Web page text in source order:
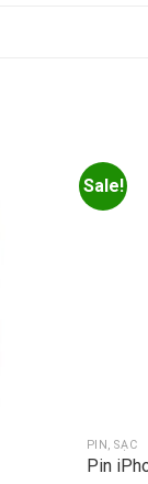
Sale!
PIN, SẠC
Pin